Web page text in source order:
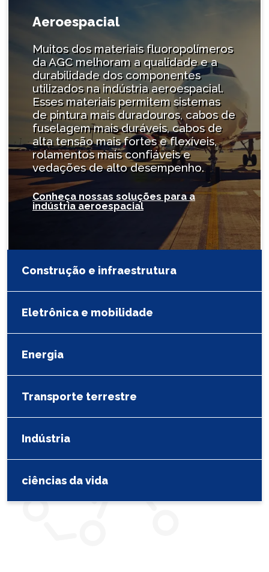
Aeroespacial
Muitos dos materiais fluoropolímeros
da AGC melhoram a qualidade e a
durabilidade dos componentes
utilizados na indústria aeroespacial.
Esses materiais permitem sistemas
de pintura mais duradouros, cabos de
fuselagem mais duráveis, cabos de
alta tensão mais fortes e flexíveis,
rolamentos mais confiáveis e
vedações de alto desempenho.
Conheça nossas soluções para a
indústria aeroespacial
Construção e infraestrutura
Eletrônica e mobilidade
Energia
Transporte terrestre
Indústria
ciências da vida